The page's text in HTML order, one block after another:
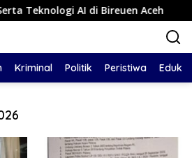
AI di Bireuen Aceh Polsek
Kriminal Politik Peristiwa